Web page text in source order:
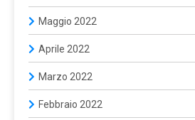
Maggio 2022
Aprile 2022
Marzo 2022
Febbraio 2022